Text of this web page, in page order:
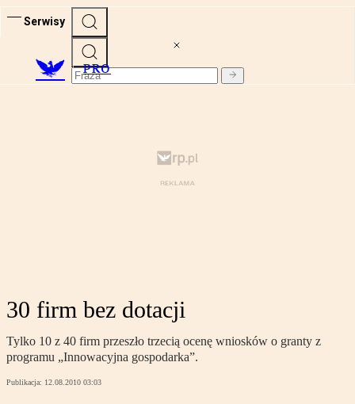
Serwisy
PRO
30 firm bez dotacji
Tylko 10 z 40 firm przeszło trzecią ocenę wniosków o granty z
programu „Innowacyjna gospodarka”.
Publikacja: 12.08.2010 03:03